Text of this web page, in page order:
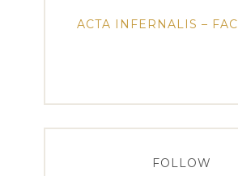
ACTA INFERNALIS –
FOLLOW